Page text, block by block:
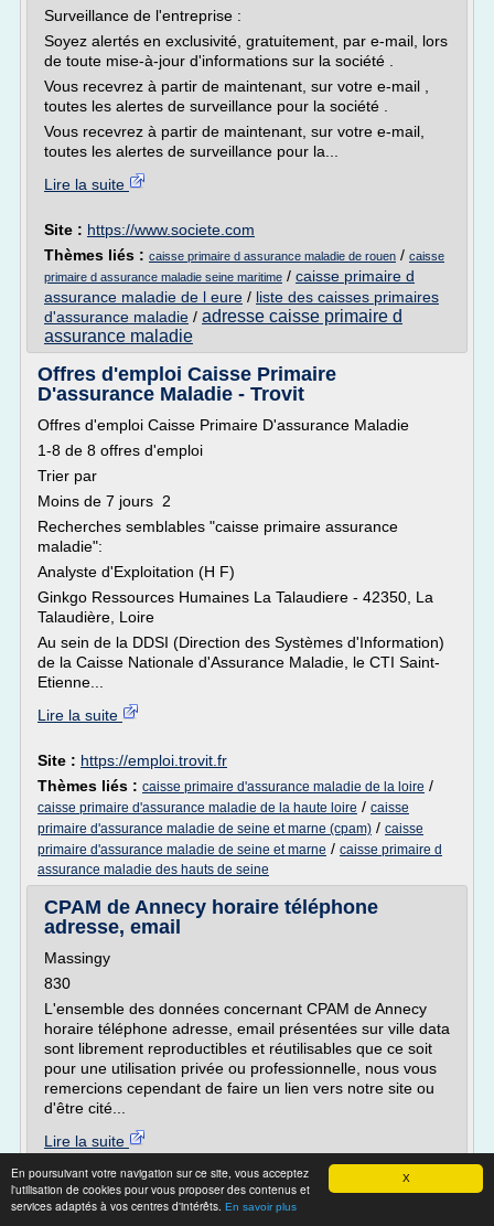
X
En poursuivant votre navigation sur ce site, vous acceptez
l'utilisation de cookies pour vous proposer des contenus et
services adaptés à vos centres d'intérêts. En savoir plus
Surveillance de l'entreprise :
Soyez alertés en exclusivité, gratuitement, par e-mail, lors
de toute mise-à-jour d'informations sur la société .
Vous recevrez à partir de maintenant, sur votre e-mail ,
toutes les alertes de surveillance pour la société .
Vous recevrez à partir de maintenant, sur votre e-mail,
toutes les alertes de surveillance pour la...
Lire la suite
Site : https://www.societe.com
Thèmes liés : caisse primaire d assurance maladie de rouen / caisse
primaire d assurance maladie seine maritime / caisse primaire d
assurance maladie de l eure / liste des caisses primaires
d'assurance maladie / adresse caisse primaire d
assurance maladie
Offres d'emploi Caisse Primaire
D'assurance Maladie - Trovit
Offres d'emploi Caisse Primaire D'assurance Maladie
1-8 de 8 offres d'emploi
Trier par
Moins de 7 jours 2
Recherches semblables "caisse primaire assurance
maladie":
Analyste d'Exploitation (H F)
Ginkgo Ressources Humaines La Talaudiere - 42350, La
Talaudière, Loire
Au sein de la DDSI (Direction des Systèmes d'Information)
de la Caisse Nationale d'Assurance Maladie, le CTI Saint-
Etienne...
Lire la suite
Site : https://emploi.trovit.fr
Thèmes liés : caisse primaire d'assurance maladie de la loire /
caisse primaire d'assurance maladie de la haute loire / caisse
primaire d'assurance maladie de seine et marne (cpam) / caisse
primaire d'assurance maladie de seine et marne / caisse primaire d
assurance maladie des hauts de seine
CPAM de Annecy horaire téléphone
adresse, email
Massingy
830
L'ensemble des données concernant CPAM de Annecy
horaire téléphone adresse, email présentées sur ville data
sont librement reproductibles et réutilisables que ce soit
pour une utilisation privée ou professionnelle, nous vous
remercions cependant de faire un lien vers notre site ou
d'être cité...
Lire la suite
Site :https://ville-data.com
Thèmes liés :caisse primaire d assurance maladie cpam